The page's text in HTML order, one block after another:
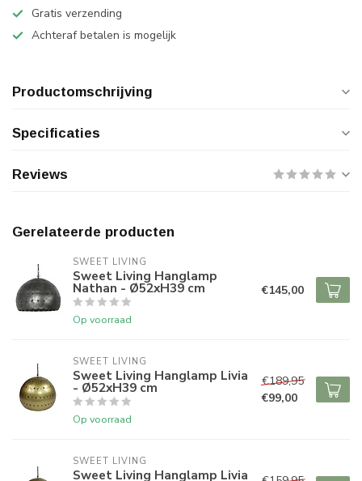
Gratis verzending
Achteraf betalen is mogelijk
Productomschrijving
Specificaties
Reviews
Gerelateerde producten
SWEET LIVING
Sweet Living Hanglamp
Nathan - Ø52xH39 cm
Op voorraad
€145,00
SWEET LIVING
Sweet Living Hanglamp Livia
- Ø52xH39 cm
Op voorraad
€189,95
€99,00
SWEET LIVING
Sweet Living Hanglamp Livia